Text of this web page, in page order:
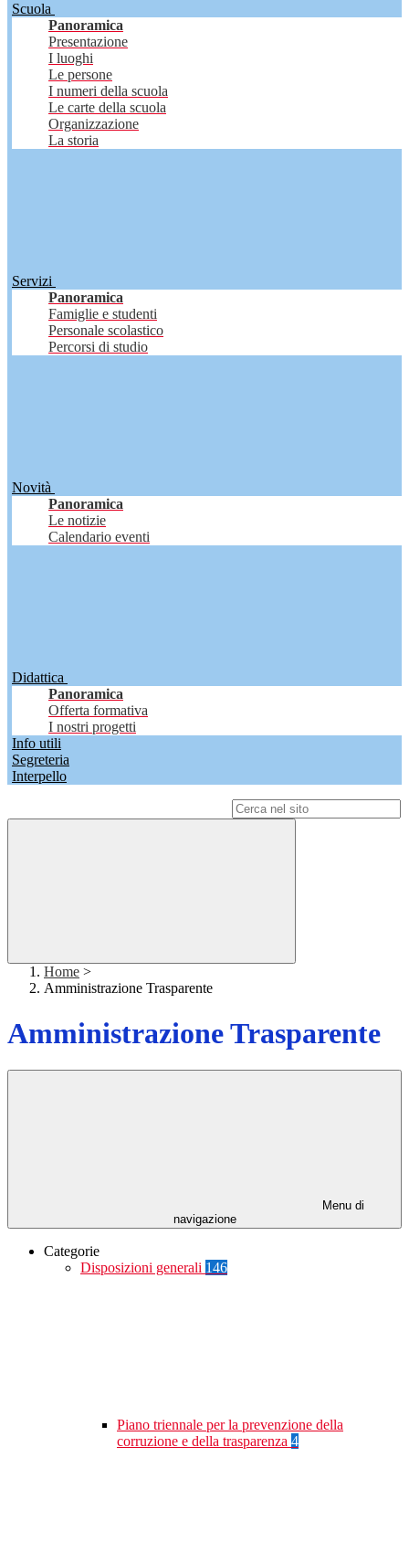
Scuola
Panoramica
Presentazione
I luoghi
Le persone
I numeri della scuola
Le carte della scuola
Organizzazione
La storia
Servizi
Panoramica
Famiglie e studenti
Personale scolastico
Percorsi di studio
Novità
Panoramica
Le notizie
Calendario eventi
Didattica
Panoramica
Offerta formativa
I nostri progetti
Info utili
Segreteria
Interpello
Home >
Amministrazione Trasparente
Amministrazione Trasparente
Menu di
navigazione
Categorie
Disposizioni generali 146
Piano triennale per la prevenzione della
corruzione e della trasparenza 4